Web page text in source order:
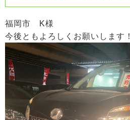
福岡市 K様
今後ともよろしくお願いします！